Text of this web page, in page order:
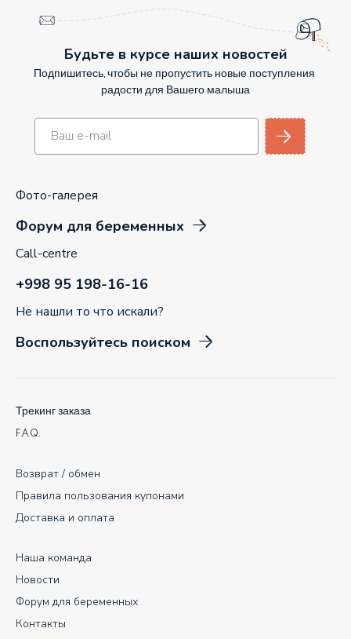
Будьте в курсе наших новостей
Подпишитесь, чтобы не пропустить новые поступления
радости для Вашего малыша
Фото-галерея
Форум для беременных
Call-centre
+998 95 198-16-16
Не нашли то что искали?
Воспользуйтесь поиском
Наша команда
Новости
Форум для беременных
Контакты
Возврат / обмен
Правила пользования купонами
Доставка и оплата
Трекинг заказа
F.A.Q.